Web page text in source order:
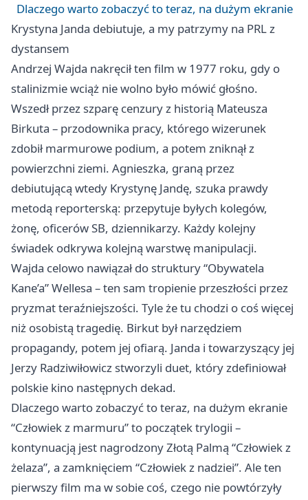
Dlaczego warto zobaczyć to teraz, na dużym ekranie
Krystyna Janda debiutuje, a my patrzymy na PRL z
dystansem
Andrzej Wajda nakręcił ten film w 1977 roku, gdy o
stalinizmie wciąż nie wolno było mówić głośno.
Wszedł przez szparę cenzury z historią Mateusza
Birkuta – przodownika pracy, którego wizerunek
zdobił marmurowe podium, a potem zniknął z
powierzchni ziemi. Agnieszka, graną przez
debiutującą wtedy Krystynę Jandę, szuka prawdy
metodą reporterską: przepytuje byłych kolegów,
żonę, oficerów SB, dziennikarzy. Każdy kolejny
świadek odkrywa kolejną warstwę manipulacji.
Wajda celowo nawiązał do struktury “Obywatela
Kane’a” Wellesa – ten sam tropienie przeszłości przez
pryzmat teraźniejszości. Tyle że tu chodzi o coś więcej
niż osobistą tragedię. Birkut był narzędziem
propagandy, potem jej ofiarą. Janda i towarzyszący jej
Jerzy Radziwiłowicz stworzyli duet, który zdefiniował
polskie kino następnych dekad.
Dlaczego warto zobaczyć to teraz, na dużym ekranie
“Człowiek z marmuru” to początek trylogii –
kontynuacją jest nagrodzony Złotą Palmą “Człowiek z
żelaza”, a zamknięciem “Człowiek z nadziei”. Ale ten
pierwszy film ma w sobie coś, czego nie powtórzyły